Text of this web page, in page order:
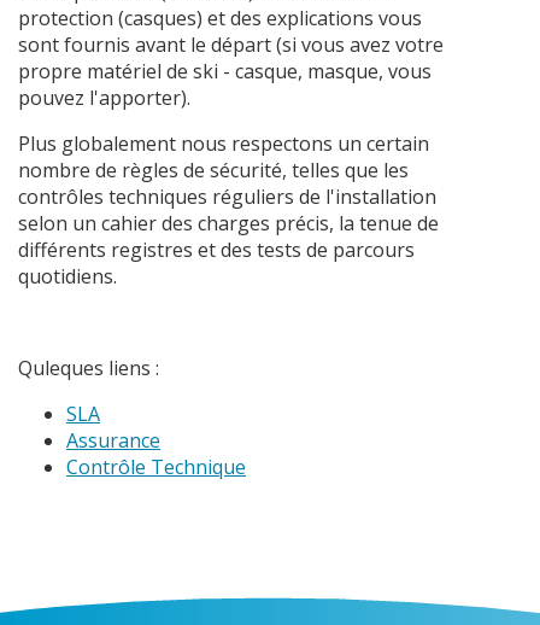
protection (casques) et des explications vous
sont fournis avant le départ (si vous avez votre
propre matériel de ski - casque, masque, vous
pouvez l'apporter).
Plus globalement nous respectons un certain
nombre de règles de sécurité, telles que les
contrôles techniques réguliers de l'installation
selon un cahier des charges précis, la tenue de
différents registres et des tests de parcours
quotidiens.
Quleques liens :
SLA
Assurance
Contrôle Technique